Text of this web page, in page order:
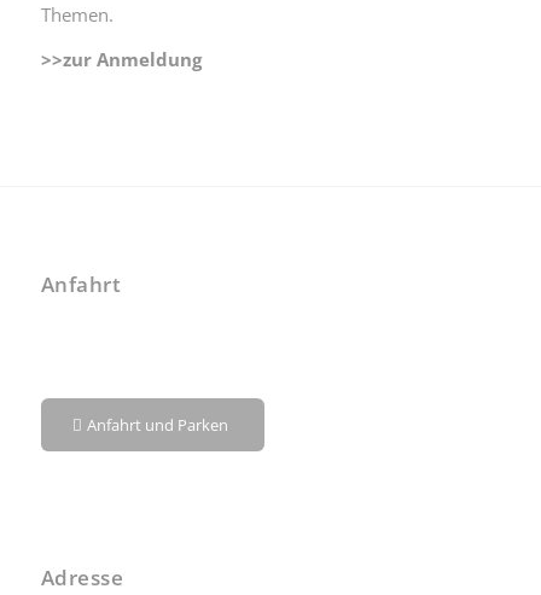
Themen.
>>zur Anmeldung
Anfahrt
Anfahrt und Parken
Adresse